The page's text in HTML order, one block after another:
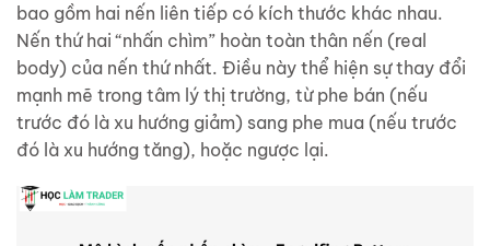
bao gồm hai nến liên tiếp có kích thước khác nhau.
Nến thứ hai “nhấn chìm” hoàn toàn thân nến (real
body) của nến thứ nhất. Điều này thể hiện sự thay đổi
mạnh mẽ trong tâm lý thị trường, từ phe bán (nếu
trước đó là xu hướng giảm) sang phe mua (nếu trước
đó là xu hướng tăng), hoặc ngược lại.